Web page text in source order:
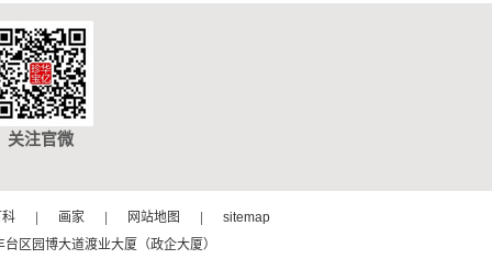
关注官微
画家 网站地图
sitemap
区园博大道渡业大厦（政企大厦）